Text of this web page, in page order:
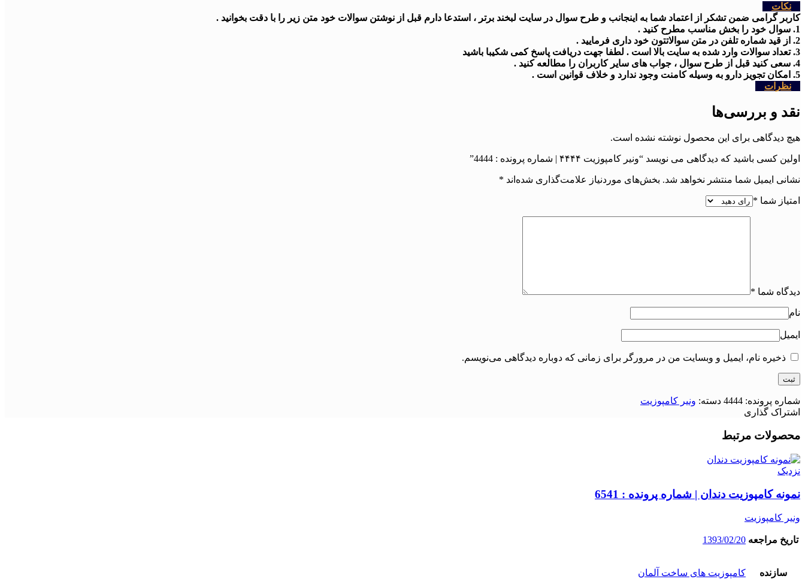
نکات
کاربر گرامی ضمن تشکر از اعتماد شما به اینجانب و طرح سوال در سایت لبخند برتر ، استدعا دارم قبل از نوشتن سوالات خود متن زیر را با دقت بخوانید .
1. سوال خود را بخش مناسب مطرح کنید .
2. از قید شماره تلفن در متن سوالاتتون خود داری فرمایید .
3. تعداد سوالات وارد شده به سایت بالا است . لطفا جهت دریافت پاسخ کمی شکیبا باشید
4. سعی کنید قبل از طرح سوال ، جواب های سایر کاربران را مطالعه کنید .
5. امکان تجویز دارو به وسیله کامنت وجود ندارد و خلاف قوانین است .
نظرات
نقد و بررسی‌ها
هیچ دیدگاهی برای این محصول نوشته نشده است.
اولین کسی باشید که دیدگاهی می نویسد “ونیر کامپوزیت ۴۴۴۴ | شماره پرونده : 4444”
نشانی ایمیل شما منتشر نخواهد شد. بخش‌های موردنیاز علامت‌گذاری شده‌اند *
امتیاز شما *
دیدگاه شما *
نام
ایمیل
ذخیره نام، ایمیل و وبسایت من در مرورگر برای زمانی که دوباره دیدگاهی می‌نویسم.
شماره پرونده: 4444 دسته: ونیر کامپوزیت
اشتراک گذاری
محصولات مرتبط
نزدیک
نمونه کامپوزیت دندان | شماره پرونده : 6541
ونیر کامپوزیت
تاریخ مراجعه 1393/02/20
سازنده کامپوزیت های ساخت آلمان